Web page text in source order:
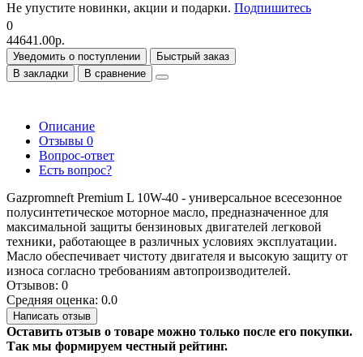
Не упустите новинки, акции и подарки. Подпишитесь
0
44641.00р.
Уведомить о поступлении
Быстрый заказ
В закладки
В сравнение
Описание
Отзывы 0
Вопрос-ответ
Есть вопрос?
Gazpromneft Premium L 10W-40 - универсальное всесезонное
полусинтетическое моторное масло, предназначенное для
максимальной защиты бензиновых двигателей легковой
техники, работающее в различных условиях эксплуатации.
Масло обеспечивает чистоту двигателя и высокую защиту от
износа согласно требованиям автопроизводителей.
Отзывов: 0
Средняя оценка: 0.0
Написать отзыв
Оставить отзыв о товаре можно только после его покупки.
Так мы формируем честный рейтинг.